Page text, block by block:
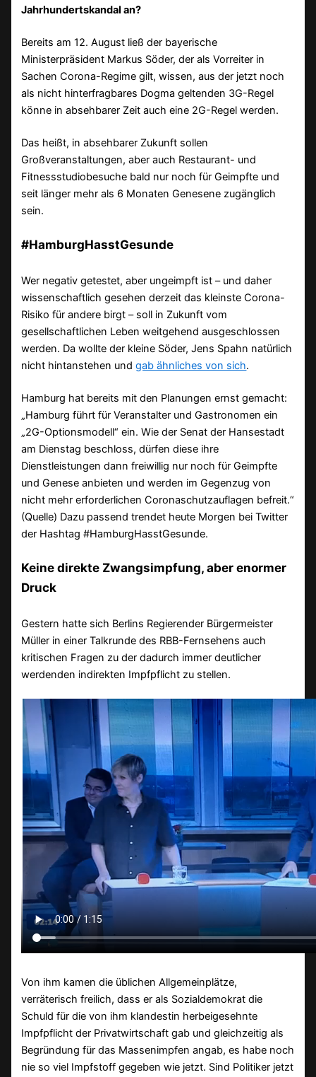
Jahrhundertskandal an?
Bereits am 12. August ließ der bayerische
Ministerpräsident Markus Söder, der als Vorreiter in
Sachen Corona-Regime gilt, wissen, aus der jetzt noch
als nicht hinterfragbares Dogma geltenden 3G-Regel
könne in absehbarer Zeit auch eine 2G-Regel werden.
Das heißt, in absehbarer Zukunft sollen
Großveranstaltungen, aber auch Restaurant- und
Fitnessstudiobesuche bald nur noch für Geimpfte und
seit länger mehr als 6 Monaten Genesene zugänglich
sein.
#HamburgHasstGesunde
Wer negativ getestet, aber ungeimpft ist – und daher
wissenschaftlich gesehen derzeit das kleinste Corona-
Risiko für andere birgt – soll in Zukunft vom
gesellschaftlichen Leben weitgehend ausgeschlossen
werden. Da wollte der kleine Söder, Jens Spahn natürlich
nicht hintanstehen undgab ähnliches von sich.
Hamburg hat bereits mit den Planungen ernst gemacht:
„Hamburg führt für Veranstalter und Gastronomen ein
„2G-Optionsmodell“ ein. Wie der Senat der Hansestadt
am Dienstag beschloss, dürfen diese ihre
Dienstleistungen dann freiwillig nur noch für Geimpfte
und Genese anbieten und werden im Gegenzug von
nicht mehr erforderlichen Coronaschutzauflagen befreit.“
(Quelle) Dazu passend trendet heute Morgen bei Twitter
der Hashtag #HamburgHasstGesunde.
Keine direkte Zwangsimpfung, aber enormer
Druck
Gestern hatte sich Berlins Regierender Bürgermeister
Müller in einer Talkrunde des RBB-Fernsehens auch
kritischen Fragen zu der dadurch immer deutlicher
werdenden indirekten Impfpflicht zu stellen.
Von ihm kamen die üblichen Allgemeinplätze,
verräterisch freilich, dass er als Sozialdemokrat die
Schuld für die von ihm klandestin herbeigesehnte
Impfpflicht der Privatwirtschaft gab und gleichzeitig als
Begründung für das Massenimpfen angab, es habe noch
nie so viel Impfstoff gegeben wie jetzt. Sind Politiker jetzt